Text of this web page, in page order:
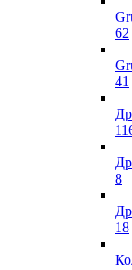
62
41
8
18